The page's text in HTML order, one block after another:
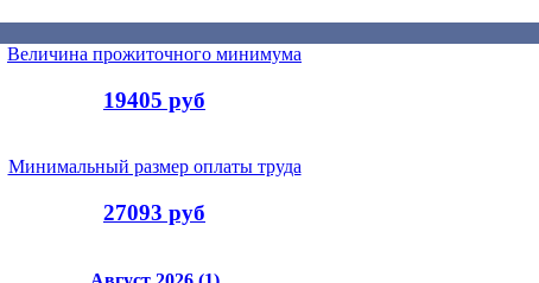
Величина прожиточного минимума
19405 руб
Минимальный размер оплаты труда
27093 руб